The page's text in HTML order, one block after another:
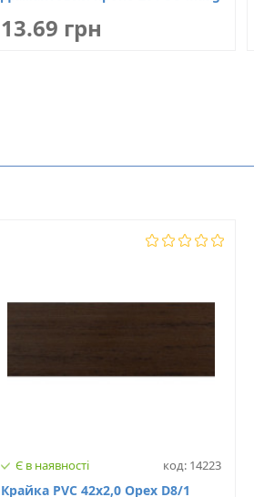
13.69 грн
Є в наявності код: 14223
Крайка PVC 42х2,0 Орех D8/1